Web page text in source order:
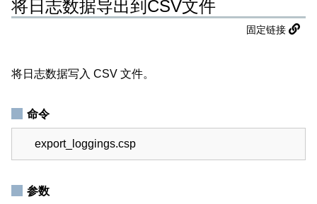
将日志数据导出到CSV文件
固定链接
将日志数据写入 CSV 文件。
命令
export_loggings.csp
参数